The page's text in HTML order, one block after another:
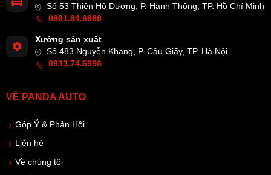
Số 53 Thiên Hộ Dương, P. Hạnh Thông, TP. Hồ Chí Minh
0961.84.6969
Xưởng sản xuất
Số 483 Nguyễn Khang, P. Cầu Giấy, TP. Hà Nội
0933.74.6996
VỀ PANDA AUTO
Góp Ý & Phản Hồi
Liên hệ
Về chúng tôi